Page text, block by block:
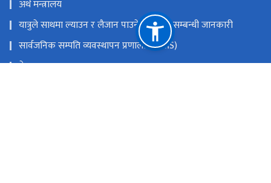
अर्थ मन्त्रालय
यात्रुले साथमा ल्याउन र लैजान पाउने मालवस्तु सम्बन्धी जानकारी
सार्वजनिक सम्पति व्यवस्थापन प्रणाली (PAMS)
नेपाल राजपत्र